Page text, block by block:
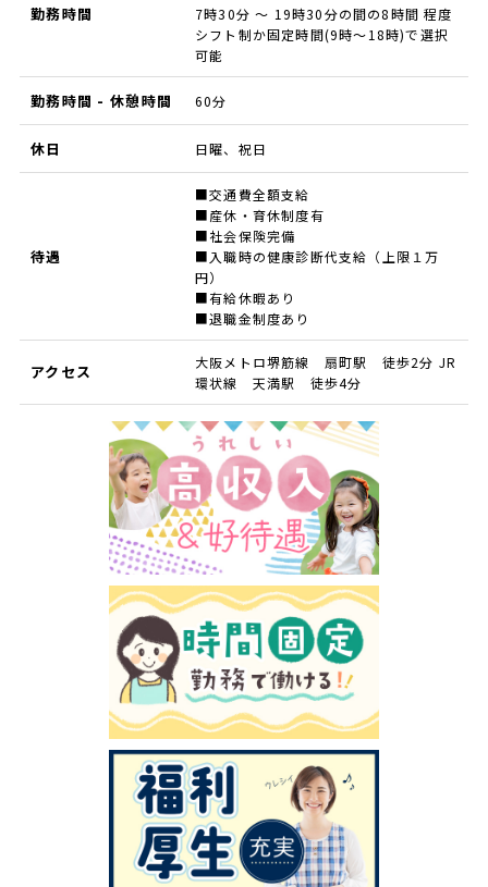
勤務時間
7時30分 ～ 19時30分の間の8時間 程度
シフト制か固定時間(9時～18時)で選択
可能
勤務時間 - 休憩時間 60分
休日 日曜、祝日
待遇
■交通費全額支給
■産休・育休制度有
■社会保険完備
■入職時の健康診断代支給（上限１万
円）
■有給休暇あり
■退職金制度あり
アクセス
大阪メトロ堺筋線 扇町駅 徒歩2分 JR
環状線 天満駅 徒歩4分